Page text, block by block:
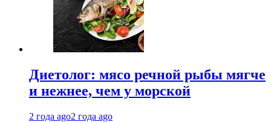
Диетолог: мясо речной рыбы мягче
и нежнее, чем у морской
2 года ago2 года ago